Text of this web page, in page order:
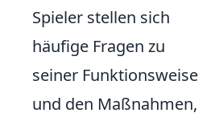
Spieler stellen sich
häufige Fragen zu
seiner Funktionsweise
und den Maßnahmen,